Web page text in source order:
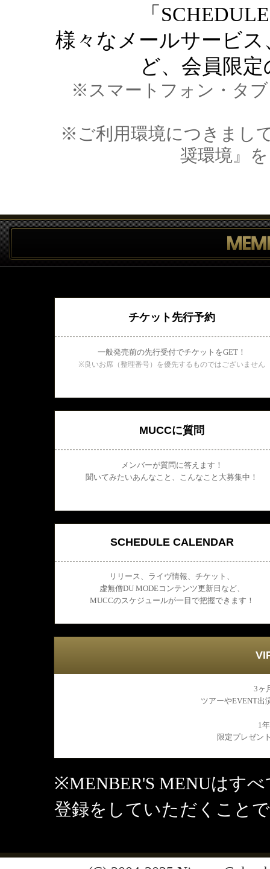
「
様々なメールサービ
ど、会員限
※スマートフォン・タ
※ご利用環境につきまし
奨環境』
チケット先行予約
一般発売前の先行受付でチケットをGET！
※良いお席（整理番号）を優先するものではございません
MUCCに質問
メンバーが質問に答えます！
聞いてみたいあんなこと、こんなこと大募集中！
SCHEDULE CALENDAR
リリース、ライヴ情報、チケット、
虚無僧DU MODEコンテンツ更新日など、
MUCCのスケジュールが一目で把握できます！
3ヶ
ツアーやEVENT出
1
限定プレゼン
※MENBER'S MENUはす
登録をしていただくこと